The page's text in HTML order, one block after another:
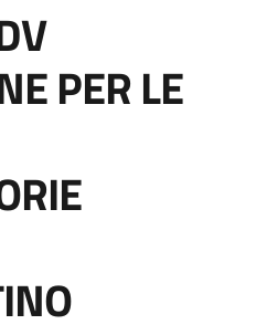
PER LE